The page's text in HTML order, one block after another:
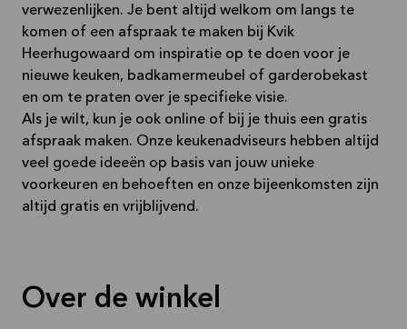
verwezenlijken. Je bent altijd welkom om langs te
komen of een afspraak te maken bij Kvik
Heerhugowaard om inspiratie op te doen voor je
nieuwe keuken, badkamermeubel of garderobekast
en om te praten over je specifieke visie.
Als je wilt, kun je ook online of bij je thuis een gratis
afspraak maken. Onze keukenadviseurs hebben altijd
veel goede ideeën op basis van jouw unieke
voorkeuren en behoeften en onze bijeenkomsten zijn
altijd gratis en vrijblijvend.
Over de winkel